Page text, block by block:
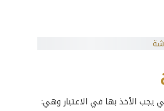
يجب الأخذ بها في الاعتبار وهي: